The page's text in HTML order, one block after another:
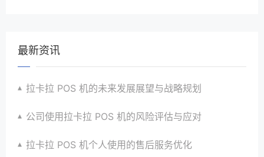
最新资讯
拉卡拉 POS 机的未来发展展望与战略规划
公司使用拉卡拉 POS 机的风险评估与应对
拉卡拉 POS 机个人使用的售后服务优化